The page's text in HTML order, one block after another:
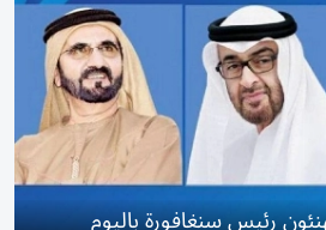
رئيس سنغافورة باليوم